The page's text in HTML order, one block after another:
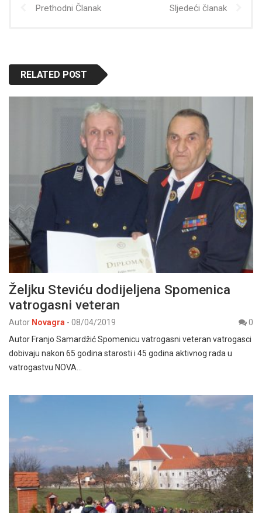
Prethodni Članak Sljedeći članak
RELATED POST
Željku Steviću dodijeljena Spomenica
vatrogasni veteran
Autor Novagra - 08/04/2019
0
Autor Franjo Samardžić Spomenicu vatrogasni veteran vatrogasci
dobivaju nakon 65 godina starosti i 45 godina aktivnog rada u
vatrogastvu NOVA…